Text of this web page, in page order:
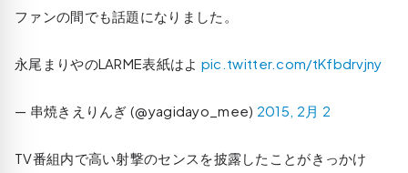
ファンの間でも話題になりました。
永尾まりやのLARME表紙はよ pic.twitter.com/tKfbdrvjny
— 串焼きえりんぎ (@yagidayo_mee) 2015, 2月 2
TV番組内で高い射撃のセンスを披露したことがきっかけ